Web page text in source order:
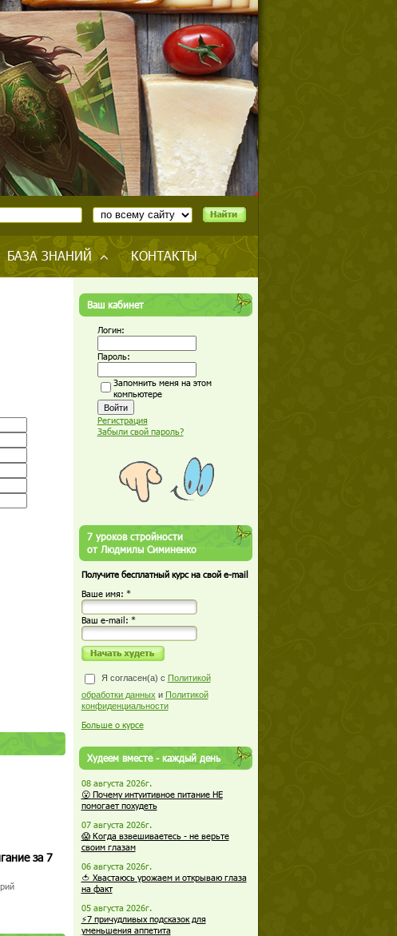
БАЗА ЗНАНИЙ КОНТАКТЫ
за 7
Ваш кабинет
Логин:
Пароль:
Запомнить меня на этом
компьютере
Регистрация
Забыли свой пароль?
7 уроков стройности
от Людмилы Симиненко
Получите бесплатный курс на свой e-mail
Ваше имя: *
Ваш е-mail: *
Я согласен(а) с Политикой
обработки данных и Политикой
конфиденциальности
Больше о курсе
Худеем вместе - каждый день
08 августа 2026г.
😮 Почему интуитивное питание НЕ
помогает похудеть
07 августа 2026г.
😱 Когда взвешиваетесь - не верьте
своим глазам
06 августа 2026г.
🍅 Хвастаюсь урожаем и открываю глаза
на факт
05 августа 2026г.
⚡7 причудливых подсказок для
уменьшения аппетита